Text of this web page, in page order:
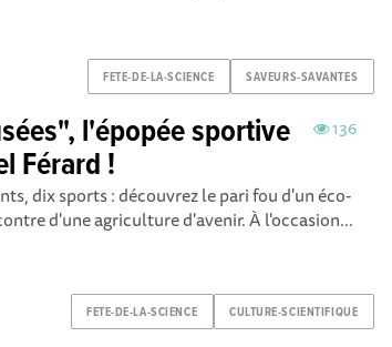
FETE-DE-LA-SCIENCE SAVEURS-SAVANTES
136
l'épopée sportive
Férard !
dix sports : découvrez le pari fou d'un éco-
d'une agriculture d'avenir. À l'occasion...
FETE-DE-LA-SCIENCE CULTURE-SCIENTIFIQUE